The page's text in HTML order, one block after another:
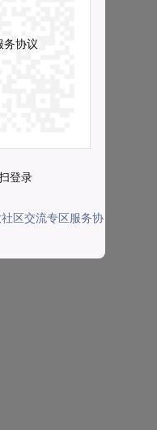
务协议
登录
社区交流专区服务协